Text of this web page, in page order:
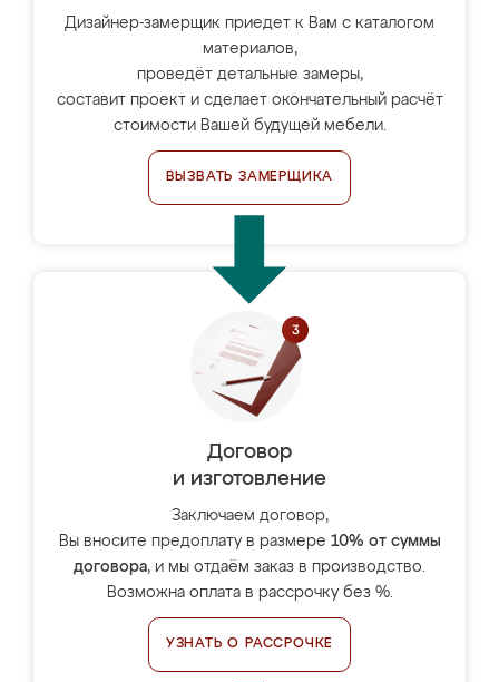
Дизайнер-замерщик приедет к Вам с каталогом
материалов,
проведёт детальные замеры,
составит проект и сделает окончательный расчёт
стоимости Вашей будущей мебели.
ВЫЗВАТЬ ЗАМЕРЩИКА
Договор
и изготовление
Заключаем договор,
Вы вносите предоплату в размере 10% от суммы
договора, и мы отдаём заказ в производство.
Возможна оплата в рассрочку без %.
УЗНАТЬ О РАССРОЧКЕ